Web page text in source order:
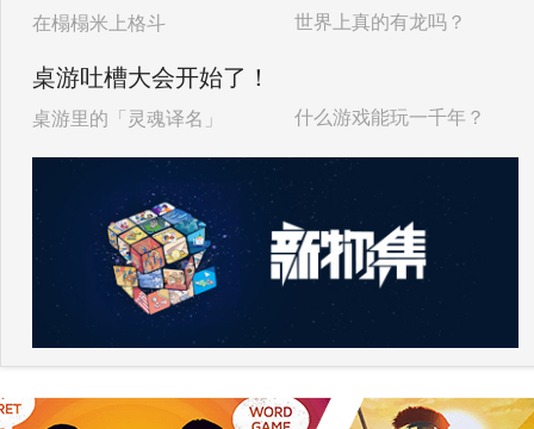
在榻榻米上格斗 世界上真的有龙吗？
桌游吐槽大会开始了！
桌游里的「灵魂译名」 什么游戏能玩一千年？